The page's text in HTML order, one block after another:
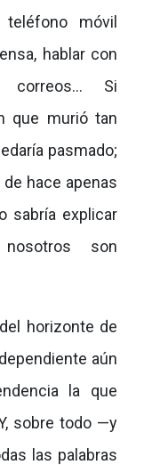
móvil
hablar con
correos… Si
que murió tan
pasmado;
hace apenas
sabría explicar
son
horizonte de
aún
la que
sobre todo —y
las palabras